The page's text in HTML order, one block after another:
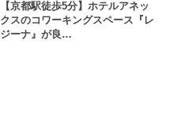
【京都駅徒歩5分】ホテルアネッ
クスのコワーキングスペース『レ
ジーナ』が良…